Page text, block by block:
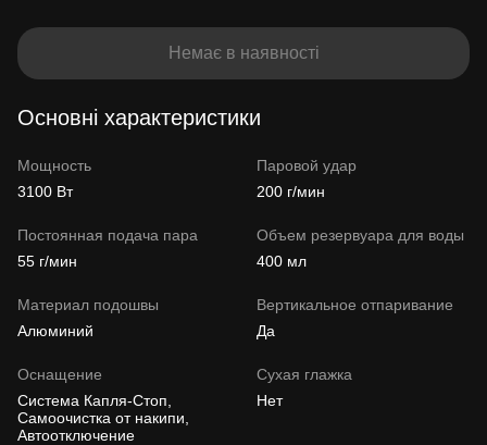
Немає в наявності
Основні характеристики
Мощность
3100 Вт
Паровой удар
200 г/мин
Постоянная подача пара
55 г/мин
Объем резервуара для воды
400 мл
Материал подошвы
Алюминий
Вертикальное отпаривание
Да
Оснащение
Система Капля-Стоп,
Самоочистка от накипи,
Автоотключение
Сухая глажка
Нет